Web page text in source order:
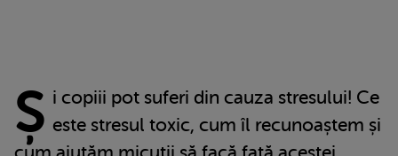
Ș i copiii pot suferi din cauza stresului! Ce
este stresul toxic, cum îl recunoaștem și